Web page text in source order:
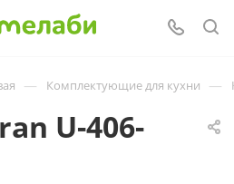
— Комплектующие для кухни —
U-406-